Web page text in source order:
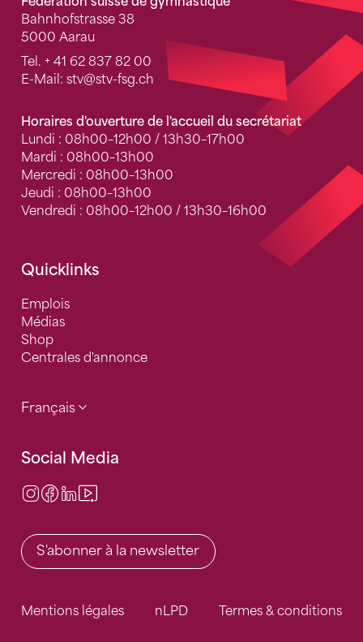
Bahnhofstrasse 38
5000 Aarau
Tel. + 41 62 837 82 00
E-Mail: stv@stv-fsg.ch
Horaires d'ouverture de l'accueil du secrétariat
Lundi : 08h00–12h00 / 13h30–17h00
Mardi : 08h00–13h00
Mercredi : 08h00–13h00
Jeudi : 08h00–13h00
Vendredi : 08h00–12h00 / 13h30–16h00
Quicklinks
Emplois
Médias
Shop
Centrales d'annonce
Français
Social Media
Instagram
Facebook
LinkedIn
S'abonner à la newsletter
Mentions légales nLPD Termes & conditions